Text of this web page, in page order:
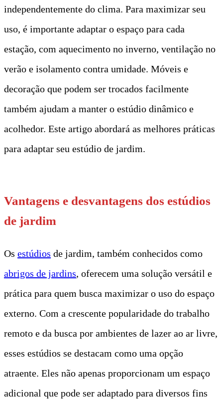
independentemente do clima. Para maximizar seu
uso, é importante adaptar o espaço para cada
estação, com aquecimento no inverno, ventilação no
verão e isolamento contra umidade. Móveis e
decoração que podem ser trocados facilmente
também ajudam a manter o estúdio dinâmico e
acolhedor. Este artigo abordará as melhores práticas
para adaptar seu estúdio de jardim.
Vantagens e desvantagens dos estúdios
de jardim
Os estúdios de jardim, também conhecidos como
abrigos de jardins, oferecem uma solução versátil e
prática para quem busca maximizar o uso do espaço
externo. Com a crescente popularidade do trabalho
remoto e da busca por ambientes de lazer ao ar livre,
esses estúdios se destacam como uma opção
atraente. Eles não apenas proporcionam um espaço
adicional que pode ser adaptado para diversos fins